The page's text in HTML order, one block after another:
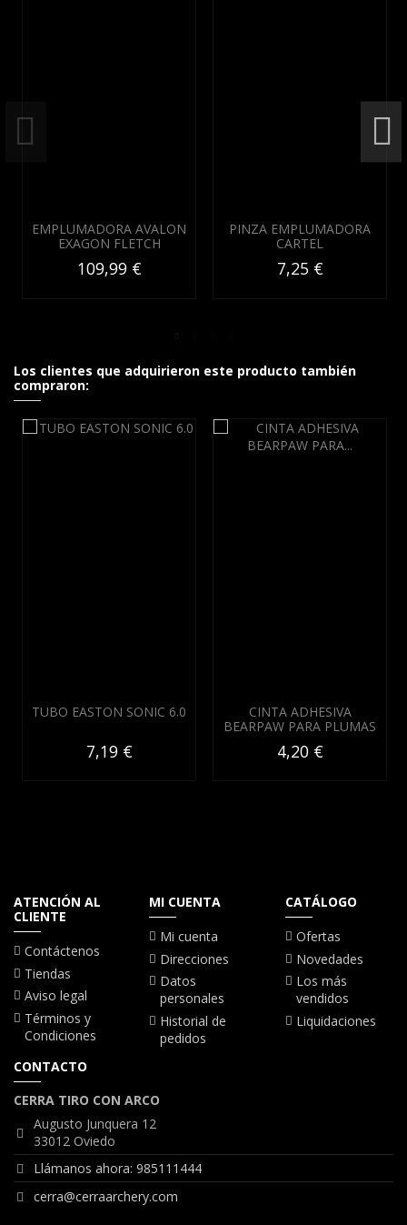
EMPLUMADORA AVALON
EXAGON FLETCH
109,99 €
PINZA EMPLUMADORA
CARTEL
7,25 €
Los clientes que adquirieron este producto también
compraron:
TUBO EASTON SONIC 6.0
7,19 €
CINTA ADHESIVA
BEARPAW PARA PLUMAS
4,20 €
ATENCIÓN AL
CLIENTE
Contáctenos
Tiendas
Aviso legal
Términos y
Condiciones
MI CUENTA
Mi cuenta
Direcciones
Datos
personales
Historial de
pedidos
CATÁLOGO
Ofertas
Novedades
Los más
vendidos
Liquidaciones
CONTACTO
CERRA TIRO CON ARCO
Augusto Junquera 12
33012 Oviedo
Llámanos ahora: 985111444
cerra@cerraarchery.com